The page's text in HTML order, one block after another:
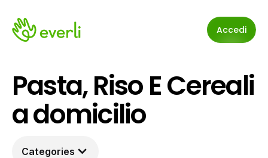
Accedi
Pasta, Riso E Cereali
a domicilio
Categories